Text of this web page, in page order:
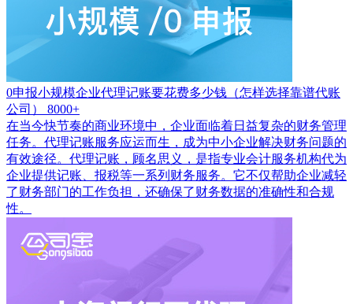
0申报小规模企业代理记账要花费多少钱（怎样选择靠谱代账
公司）
8000+
在当今快节奏的商业环境中，企业面临着日益复杂的财务管理
任务。代理记账服务应运而生，成为中小企业解决财务问题的
有效途径。代理记账，顾名思义，是指专业会计服务机构代为
企业提供记账、报税等一系列财务服务。它不仅帮助企业减轻
了财务部门的工作负担，还确保了财务数据的准确性和合规
性。